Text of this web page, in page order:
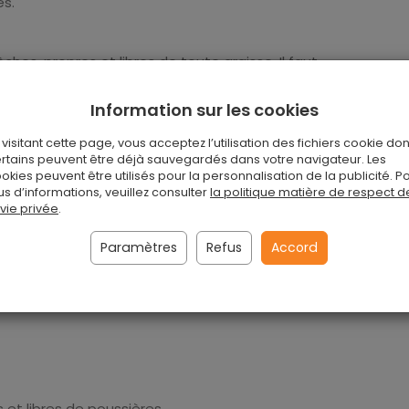
propres et libres de toute graisse. Il faut
à l'aide d'un pinceau. Après avoir séché, il faut
d'un rouleau. Il est interdit de toucher les
La fixation complète a lieu au bout de 48 heures.
ce que les bulles d'air n'apparaissent pas sous
être très précis parce que la colle se fixe
à travers.
laissée à la température de l'intérieur pendant
passé, il peut être nécessaire de dissoudre la
Information sur les cookies
visitant cette page, vous acceptez l’utilisation des fichiers cookie
peuvent être déjà sauvegardés dans votre navigateur. Les
peuvent être utilisés pour la personnalisation de la publicité.
d’informations, veuillez consulterla politique matière de respect
privée.
Paramètres Refus Accord